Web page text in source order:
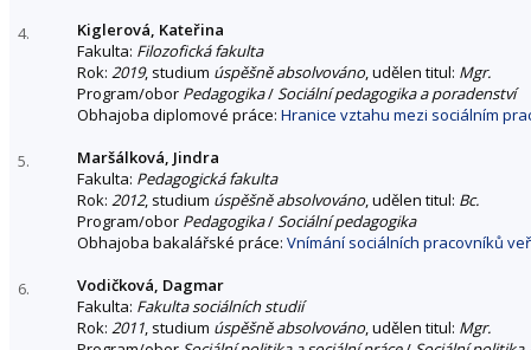
4.
Kiglerová, Kateřina
Fakulta: Filozofická fakulta
Rok: 2019, studium úspěšně absolvováno, udělen titul: Mgr.
Program/obor Pedagogika/Sociální pedagogika a poradenství
Obhajoba diplomové práce: Hranice vztahu mezi sociálním
5.
Maršálková, Jindra
Fakulta: Pedagogická fakulta
Rok: 2012, studium úspěšně absolvováno, udělen titul: Bc.
Program/obor Pedagogika/Sociální pedagogika
Obhajoba bakalářské práce: Vnímání sociálních pracovníků
6.
Vodičková, Dagmar
Fakulta: Fakulta sociálních studií
Rok: 2011, studium úspěšně absolvováno, udělen titul: Mgr.